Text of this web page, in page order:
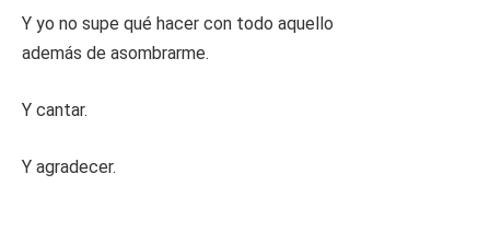
Y yo no supe qué hacer con todo aquello
además de asombrarme.
Y cantar.
Y agradecer.